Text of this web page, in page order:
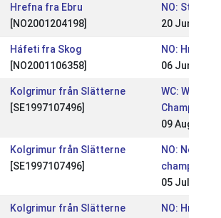
Hrefna fra Ebru
[NO2001204198]
NO: St.
20 Jun 2010
Háfeti fra Skog
[NO2001106358]
NO:
06 Jun 2010
Kolgrimur från Slätterne
[SE1997107496]
WC: World
09 Aug 2009
Kolgrimur från Slätterne
[SE1997107496]
NO:
05 Jul 2009
Kolgrimur från Slätterne
NO: